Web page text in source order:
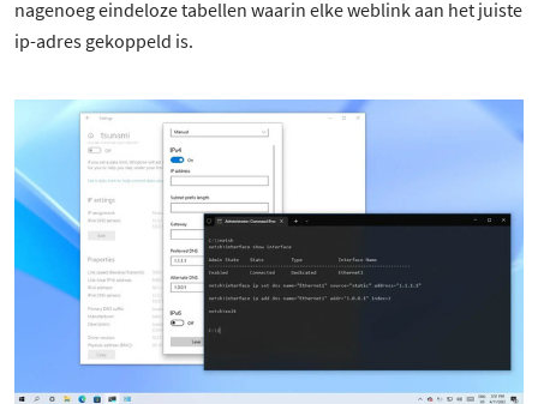
nagenoeg eindeloze tabellen waarin elke weblink aan het juiste
ip-adres gekoppeld is.